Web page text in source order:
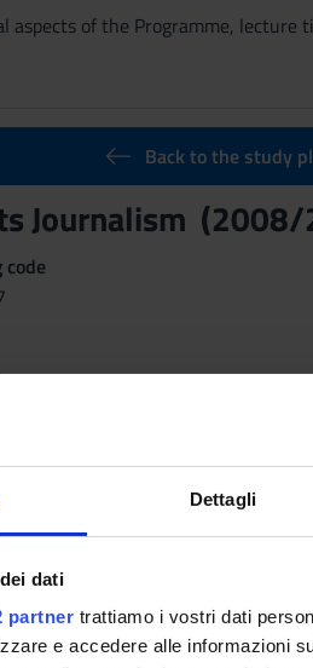
Dettagli
dati
partner trattiamo i vostri dati
e accedere alle informazioni
of the Programme,
Back to the study
Journalism
code
in courses:
Journalismof the course
I quadrimestre